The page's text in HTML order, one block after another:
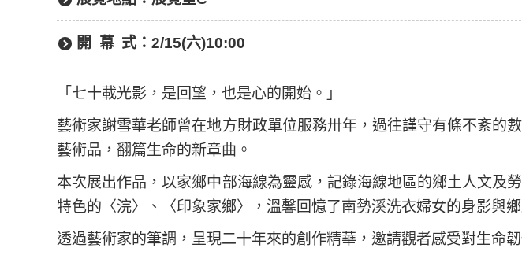
開幕 式： 2/15(六)10:00
「七十載光影，是回望，也是心的開始。」
藝術家謝雪華老師曾在地方財政單位服務卅年，過往謹守有條不紊的
藝術品，翻篇生命的新章曲。
本次展出作品，以家鄉中部海線為靈感，記錄海線地區的鄉土人文及
特色的〈浣〉、〈印象家鄉〉，溫馨回憶了南勢溪洗衣婦女的身影與
透過藝術家的筆調，呈現二十年來的創作精華，邀請觀者感受對生命